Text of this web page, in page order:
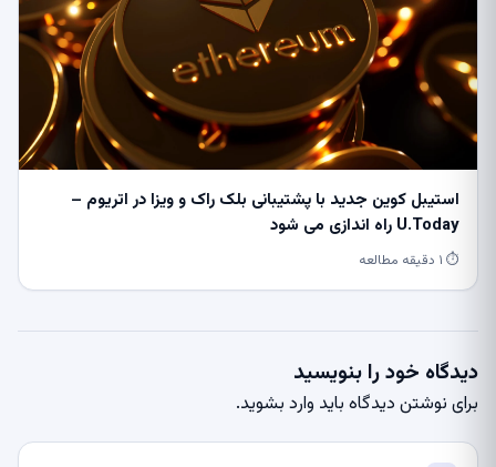
استیبل کوین جدید با پشتیبانی بلک راک و ویزا در اتریوم –
U.Today راه اندازی می شود
⏱ ۱ دقیقه مطالعه
دیدگاه خود را بنویسید
برای نوشتن دیدگاه باید وارد بشوید.